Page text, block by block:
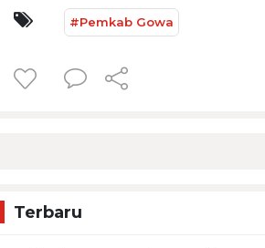
#Pemkab Gowa
Terbaru